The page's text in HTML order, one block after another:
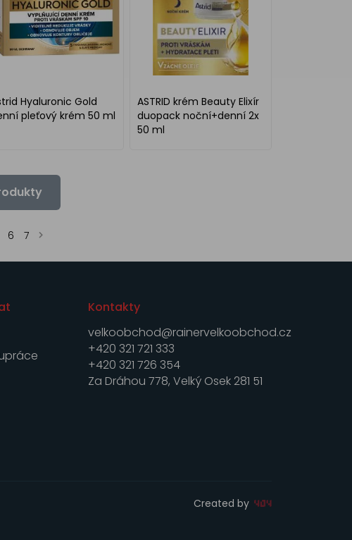
Hyaluronic Gold
pleťový krém 50 ml
ASTRID krém Beauty Elixír
duopack noční+denní 2x
50 ml
6 7
Kontakty
velkoobchod@rainervelkoobchod.cz
+420 321 721 333
+420 321 726 354
Za Dráhou 778, Velký Osek 281 51
Created by